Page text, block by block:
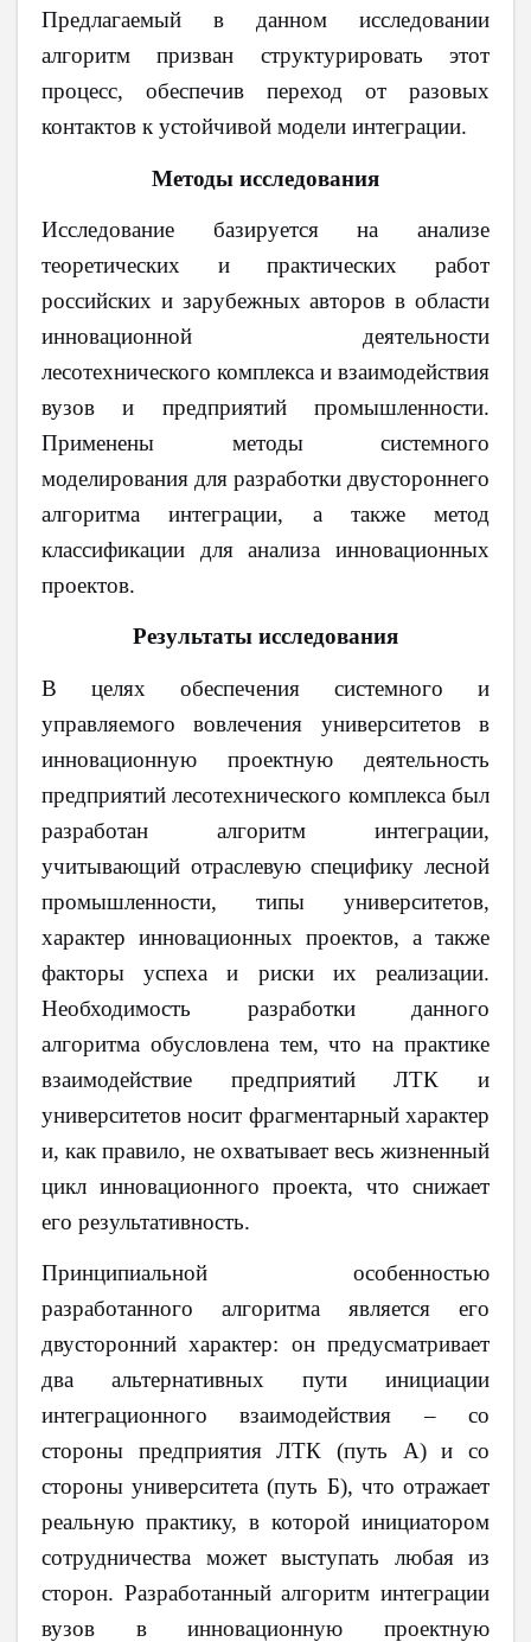
Предлагаемый в данном исследовании
алгоритм призван структурировать этот
процесс, обеспечив переход от разовых
контактов к устойчивой модели интеграции.
Методы исследования
Исследование базируется на анализе
теоретических и практических работ
российских и зарубежных авторов в области
инновационной деятельности
лесотехнического комплекса и взаимодействия
вузов и предприятий промышленности.
Применены методы системного
моделирования для разработки двустороннего
алгоритма интеграции, а также метод
классификации для анализа инновационных
проектов.
Результаты исследования
В целях обеспечения системного и
управляемого вовлечения университетов в
инновационную проектную деятельность
предприятий лесотехнического комплекса был
разработан алгоритм интеграции,
учитывающий отраслевую специфику лесной
промышленности, типы университетов,
характер инновационных проектов, а также
факторы успеха и риски их реализации.
Необходимость разработки данного
алгоритма обусловлена тем, что на практике
взаимодействие предприятий ЛТК и
университетов носит фрагментарный характер
и, как правило, не охватывает весь жизненный
цикл инновационного проекта, что снижает
его результативность.
Принципиальной особенностью
разработанного алгоритма является его
двусторонний характер: он предусматривает
два альтернативных пути инициации
интеграционного взаимодействия – со
стороны предприятия ЛТК (путь А) и со
стороны университета (путь Б), что отражает
реальную практику, в которой инициатором
сотрудничества может выступать любая из
сторон. Разработанный алгоритм интеграции
вузов в инновационную проектную